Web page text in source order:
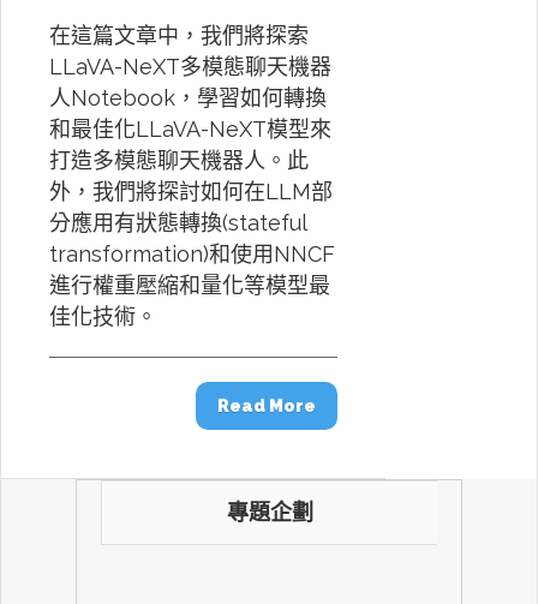
在這篇文章中，我們將探索
LLaVA-NeXT多模態聊天機器
人Notebook，學習如何轉換
和最佳化LLaVA-NeXT模型來
打造多模態聊天機器人。此
外，我們將探討如何在LLM部
分應用有狀態轉換(stateful
transformation)和使用NNCF
進行權重壓縮和量化等模型最
佳化技術。
Read More
專題企劃